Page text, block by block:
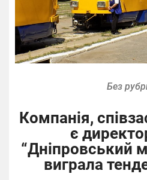
Без
Компанія,
є
“Дніпровський
виграла